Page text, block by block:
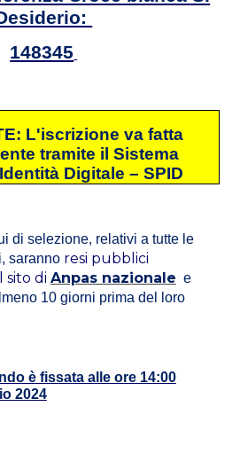
148345
L'iscrizione va fatta
tramite il Sistema
Digitale – SPID
di selezione, relativi a tutte le
saranno resi pubblici
sito di Anpas nazionale e
10 giorni prima del loro
è fissata alle ore 14:00
2024